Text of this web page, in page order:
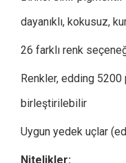
dayanıklı, kokusuz,
26 farklı renk
Renkler, edding
birleştirilebilir
Uygun yedek uçlar
Nitelikler: